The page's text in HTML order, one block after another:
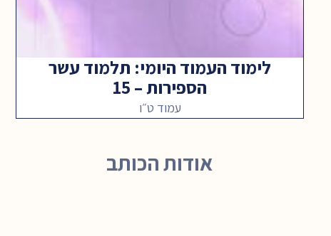
לימוד העמוד היומי: תלמוד עשר
הספירות – 15
עמוד ט״ו
אודות הכותב